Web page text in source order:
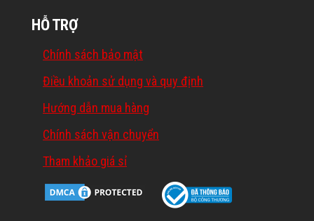
HỖ TRỢ
Chính sách bảo mật
Điều khoản sử dụng và quy định
Hướng dẫn mua hàng
Chính sách vận chuyển
Tham khảo giá sỉ